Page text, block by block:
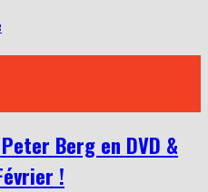
Berg en DVD &
!